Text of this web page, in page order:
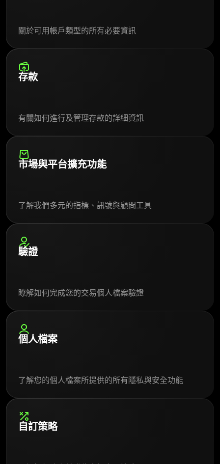
關於可用帳戶類型的所有必要資訊
存款
有關如何進行及管理存款的詳細資訊
市場與平台擴充功能
了解我們多元的指標、訊號與顧問工具
驗證
瞭解如何完成您的交易個人檔案驗證
個人檔案
了解您的個人檔案所提供的所有隱私與安全功能
自訂策略